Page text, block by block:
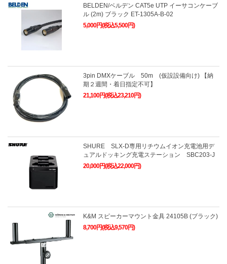
BELDEN/ベルデン CAT5e UTP イーサコンケーブ
ル (2m) ブラック ET-1305A-B-02
5,000円(税込5,500円)
3pin DMXケーブル 50m (仮設設備向け) 【納
期２週間・着日指定不可】
21,100円(税込23,210円)
SHURE SLX-D専用リチウムイオン充電池用デ
ュアルドッキング充電ステーション SBC203-J
20,000円(税込22,000円)
K&M スピーカーマウント金具 24105B (ブラック)
8,700円(税込9,570円)